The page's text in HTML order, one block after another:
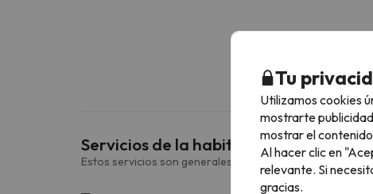
Servicios de la habitación
Estos servicios son generales y pueden variar según la
Tu
Utilizamos cookies
mostrarte
mostrar el
Al hacer clic en
relevante. Si
gracias.